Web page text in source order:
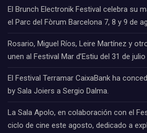
El Brunch Electronik Festival celebra su
el Parc del Fòrum Barcelona 7, 8 y 9 de
Rosario, Miguel Ríos, Leire Martínez y
unen al Festival Mar d’Estiu del 31 de
El Festival Terramar CaixaBank ha
by Sala Joiers a Sergio Dalma.
La Sala Apolo, en colaboración con el
ciclo de cine este agosto, dedicado a